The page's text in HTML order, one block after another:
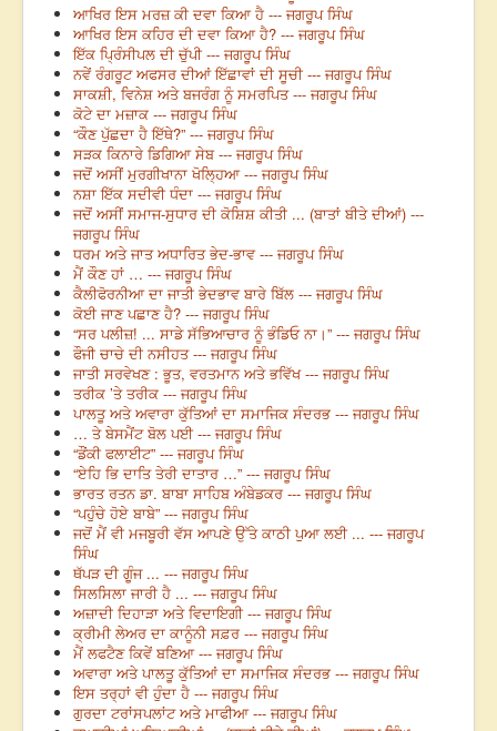
ਆਖਿਰ ਇਸ ਮਰਜ਼ ਕੀ ਦਵਾ ਕਿਆ ਹੈ --- ਜਗਰੂਪ ਸਿੰਘ
ਆਖਿਰ ਇਸ ਕਹਿਰ ਦੀ ਦਵਾ ਕਿਆ ਹੈ? --- ਜਗਰੂਪ ਸਿੰਘ
ਇੱਕ ਪ੍ਰਿੰਸੀਪਲ ਦੀ ਚੁੱਪੀ --- ਜਗਰੂਪ ਸਿੰਘ
ਨਵੇਂ ਰੰਗਰੂਟ ਅਫਸਰ ਦੀਆਂ ਇੱਛਾਵਾਂ ਦੀ ਸੂਚੀ --- ਜਗਰੂਪ ਸਿੰਘ
ਸਾਕਸ਼ੀ, ਵਿਨੇਸ਼ ਅਤੇ ਬਜਰੰਗ ਨੂੰ ਸਮਰਪਿਤ --- ਜਗਰੂਪ ਸਿੰਘ
ਕੋਟੇ ਦਾ ਮਜ਼ਾਕ --- ਜਗਰੂਪ ਸਿੰਘ
“ਕੌਣ ਪੁੱਛਦਾ ਹੈ ਇੱਥੇ?” --- ਜਗਰੂਪ ਸਿੰਘ
ਸੜਕ ਕਿਨਾਰੇ ਡਿਗਿਆ ਸੇਬ --- ਜਗਰੂਪ ਸਿੰਘ
ਜਦੋਂ ਅਸੀਂ ਮੁਰਗੀਖਾਨਾ ਖੋਲ੍ਹਿਆ --- ਜਗਰੂਪ ਸਿੰਘ
ਨਸ਼ਾ ਇੱਕ ਸਦੀਵੀ ਧੰਦਾ --- ਜਗਰੂਪ ਸਿੰਘ
ਜਦੋਂ ਅਸੀਂ ਸਮਾਜ-ਸੁਧਾਰ ਦੀ ਕੋਸ਼ਿਸ਼ ਕੀਤੀ ... (ਬਾਤਾਂ ਬੀਤੇ ਦੀਆਂ) ---
ਜਗਰੂਪ ਸਿੰਘ
ਧਰਮ ਅਤੇ ਜਾਤ ਅਧਾਰਿਤ ਭੇਦ-ਭਾਵ --- ਜਗਰੂਪ ਸਿੰਘ
ਮੈਂ ਕੌਣ ਹਾਂ … --- ਜਗਰੂਪ ਸਿੰਘ
ਕੈਲੀਫੋਰਨੀਆ ਦਾ ਜਾਤੀ ਭੇਦਭਾਵ ਬਾਰੇ ਬਿੱਲ --- ਜਗਰੂਪ ਸਿੰਘ
ਕੋਈ ਜਾਣ ਪਛਾਣ ਹੈ? --- ਜਗਰੂਪ ਸਿੰਘ
“ਸਰ ਪਲੀਜ਼! ... ਸਾਡੇ ਸੱਭਿਆਚਾਰ ਨੂੰ ਭੰਡਿਓ ਨਾ।” --- ਜਗਰੂਪ ਸਿੰਘ
ਫੌਜੀ ਚਾਚੇ ਦੀ ਨਸੀਹਤ --- ਜਗਰੂਪ ਸਿੰਘ
ਜਾਤੀ ਸਰਵੇਖਣ : ਭੂਤ, ਵਰਤਮਾਨ ਅਤੇ ਭਵਿੱਖ --- ਜਗਰੂਪ ਸਿੰਘ
ਤਰੀਕ ’ਤੇ ਤਰੀਕ --- ਜਗਰੂਪ ਸਿੰਘ
ਪਾਲਤੂ ਅਤੇ ਅਵਾਰਾ ਕੁੱਤਿਆਂ ਦਾ ਸਮਾਜਿਕ ਸੰਦਰਭ --- ਜਗਰੂਪ ਸਿੰਘ
… ਤੇ ਬੇਸਮੈਂਟ ਬੋਲ ਪਈ --- ਜਗਰੂਪ ਸਿੰਘ
“ਡੌਂਕੀ ਫਲਾਈਟ” --- ਜਗਰੂਪ ਸਿੰਘ
“ਏਹਿ ਭਿ ਦਾਤਿ ਤੇਰੀ ਦਾਤਾਰ …” --- ਜਗਰੂਪ ਸਿੰਘ
ਭਾਰਤ ਰਤਨ ਡਾ. ਬਾਬਾ ਸਾਹਿਬ ਅੰਬੇਡਕਰ --- ਜਗਰੂਪ ਸਿੰਘ
“ਪਹੁੰਚੇ ਹੋਏ ਬਾਬੇ” --- ਜਗਰੂਪ ਸਿੰਘ
ਜਦੋਂ ਮੈਂ ਵੀ ਮਜਬੂਰੀ ਵੱਸ ਆਪਣੇ ਉੱਤੇ ਕਾਠੀ ਪੁਆ ਲਈ ... --- ਜਗਰੂਪ
ਸਿੰਘ
ਥੱਪੜ ਦੀ ਗੂੰਜ ... --- ਜਗਰੂਪ ਸਿੰਘ
ਸਿਲਸਿਲਾ ਜਾਰੀ ਹੈ ... --- ਜਗਰੂਪ ਸਿੰਘ
ਅਜ਼ਾਦੀ ਦਿਹਾੜਾ ਅਤੇ ਵਿਦਾਇਗੀ --- ਜਗਰੂਪ ਸਿੰਘ
ਕ੍ਰੀਮੀ ਲੇਅਰ ਦਾ ਕਾਨੂੰਨੀ ਸਫ਼ਰ --- ਜਗਰੂਪ ਸਿੰਘ
ਮੈਂ ਲਫਟੈਣ ਕਿਵੇਂ ਬਣਿਆ --- ਜਗਰੂਪ ਸਿੰਘ
ਅਵਾਰਾ ਅਤੇ ਪਾਲਤੂ ਕੁੱਤਿਆਂ ਦਾ ਸਮਾਜਿਕ ਸੰਦਰਭ --- ਜਗਰੂਪ ਸਿੰਘ
ਇਸ ਤਰ੍ਹਾਂ ਵੀ ਹੁੰਦਾ ਹੈ --- ਜਗਰੂਪ ਸਿੰਘ
ਗੁਰਦਾ ਟਰਾਂਸਪਲਾਂਟ ਅਤੇ ਮਾਫੀਆ --- ਜਗਰੂਪ ਸਿੰਘ